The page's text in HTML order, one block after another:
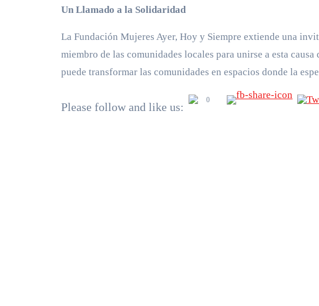
Un Llamado a la Solidaridad
La Fundación Mujeres Ayer, Hoy y Siempre extiende una
miembro de las comunidades locales para unirse a esta
puede transformar las comunidades en espacios donde la
Please follow and like us:
0